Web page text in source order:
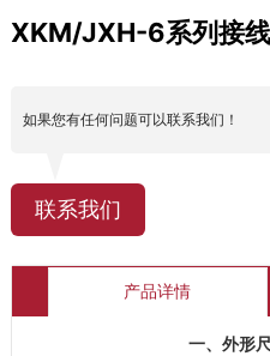
XKM/JXH-6系列接
如果您有任何问题可以联系我们！
联系我们
产品详情
一、外形